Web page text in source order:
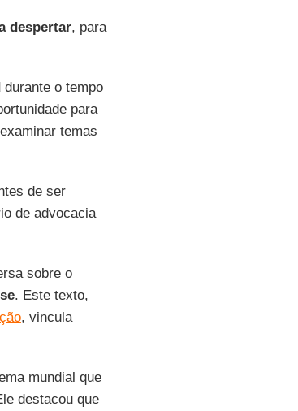
despertar, para
durante o tempo
para
temas
de ser
de advocacia
sobre o
. Este texto,
, vincula
mundial que
destacou que